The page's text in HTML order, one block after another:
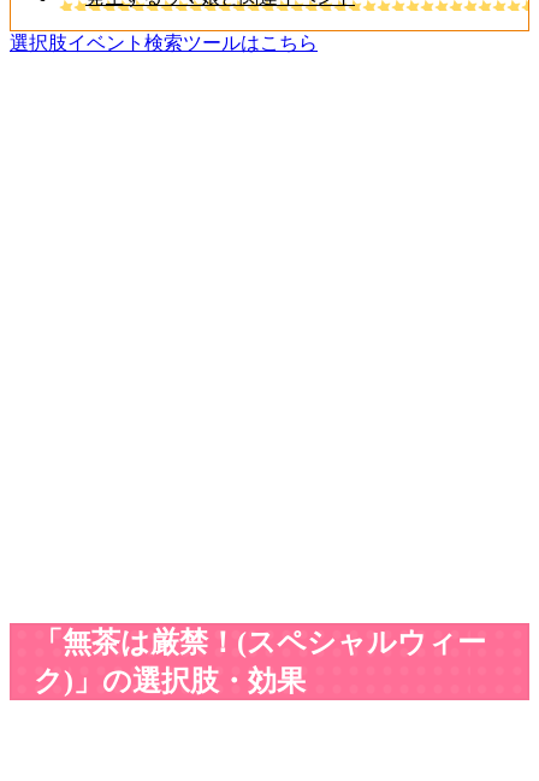
選択肢イベント検索ツールはこちら
「無茶は厳禁！(スペシャルウィー
ク)」の選択肢・効果